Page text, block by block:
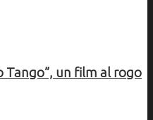
Tango”, un film al rogo